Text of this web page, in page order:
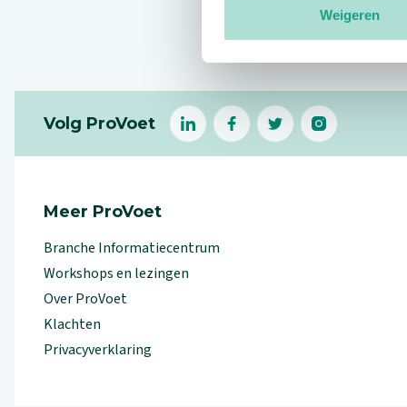
Weigeren
Reviews
Volg ProVoet
linkedin (Let op uitgaande link)
facebook(Let op uitgaande
twitter(Let op
instagram
Meer ProVoet
Branche Informatiecentrum
Workshops en lezingen
Over ProVoet
Klachten
Privacyverklaring